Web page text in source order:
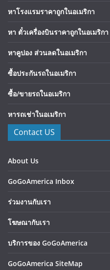
หาโรงแรมราคาถูกในอเมริกา
หา ตั๋วเครื่องบินราคาถูกในอเมริกา
หาคูปอง ส่วนลดในอเมริกา
ซื้อประกันรถในอเมริกา
ซื้อ/ขายรถในอเมริกา
หารถเช่าในอเมริกา
Contact US
About Us
GoGoAmerica Inbox
ร่วมงานกับเรา
โฆษณากับเรา
บริการของ GoGoAmerica
GoGoAmerica SiteMap